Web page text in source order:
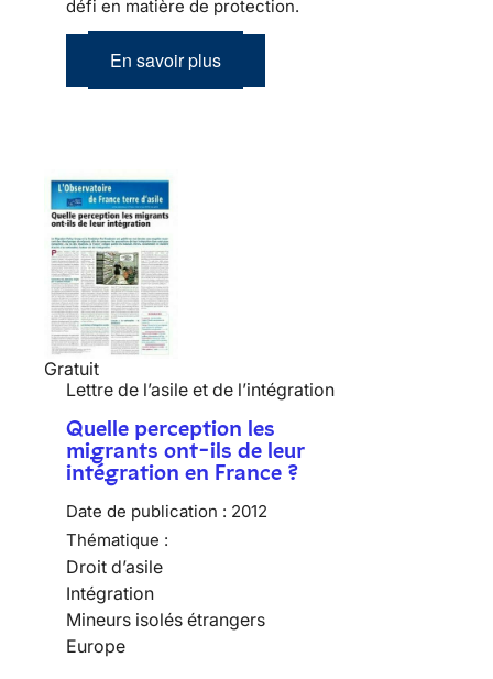
défi en matière de protection.
En savoir plus
Gratuit
Lettre de l’asile et de l’intégration
Quelle perception les
migrants ont-ils de leur
intégration en France ?
Date de publication : 2012
Thématique :
Droit d’asile
Intégration
Mineurs isolés étrangers
Europe